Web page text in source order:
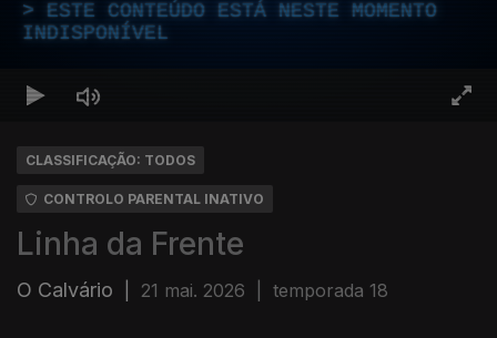
ESTE CONTEÚDO ESTÁ NESTE MOMENTO
INDISPONÍVEL
CLASSIFICAÇÃO: TODOS
CONTROLO PARENTAL INATIVO
Linha da Frente
O Calvário 21 mai. 2026 temporada 18